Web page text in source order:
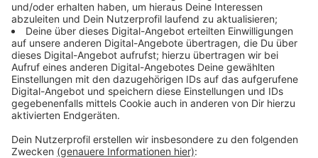
gesellschaftliche Herausforderung dagegen bleibe die
Situation von Alleinerziehenden am Arbeitsmarkt. Sie
hätten nicht nur mit Schwierigkeiten bei der
Kinderbetreuung zu kämpfen, sondern müssten häufig
auch Bedenken von Personalverantwortlichen
zerstreuen. Die Möglichkeit der Teilzeit-
Berufsausbildung bleibe hier ein wichtiges Instrument
Anzeige